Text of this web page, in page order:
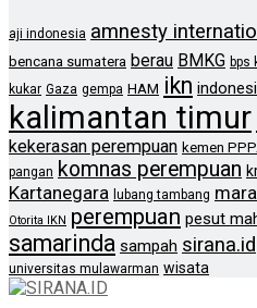
aji indonesia amnesty
bencana sumatera berau BMKG bps
kukar Gaza gempa HAM ikn
kalimantan timur
kekerasan perempuan kemen
pangan komnas perempuan
Kartanegara lubang tambang
Otorita IKN perempuan pesut
samarinda sampah sirana.id
universitas mulawarman wisata